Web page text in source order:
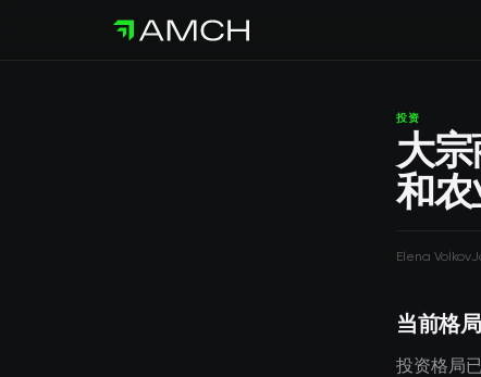
投资
大
和
Elena Volkov
当前格局
投资格局